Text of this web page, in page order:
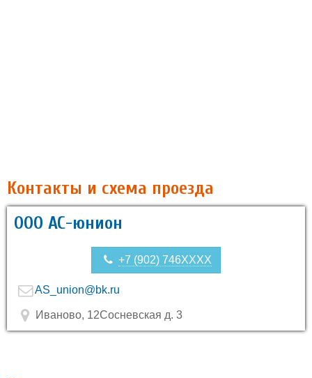
Контакты и схема проезда
ООО АС-юнион
+7 (902) 746XXXX
AS_union@bk.ru
Иваново, 12Сосневская д. 3